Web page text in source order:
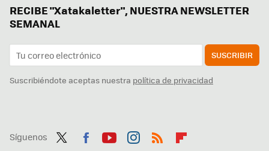
RECIBE "Xatakaletter", NUESTRA NEWSLETTER
SEMANAL
SUSCRIBIR
Suscribiéndote aceptas nuestra política de privacidad
Síguenos